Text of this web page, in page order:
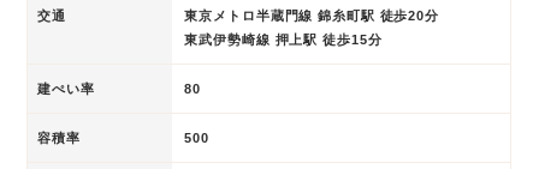
交通
東京メトロ半蔵門線 錦糸町駅 徒歩20分
東武伊勢崎線 押上駅 徒歩15分
建ぺい率 80
容積率 500